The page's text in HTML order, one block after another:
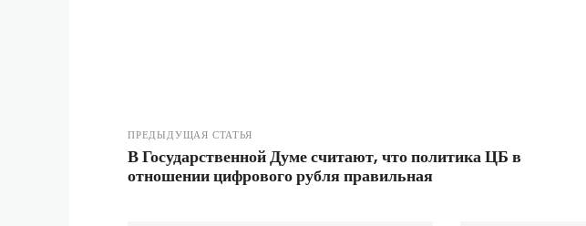
ПРЕДЫДУЩАЯ СТАТЬЯ
В Государственной Думе считают, что политика ЦБ в
отношении цифрового рубля правильная